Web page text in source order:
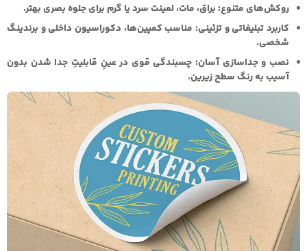
روکش‌های متنوع:براق، مات، لمینت سرد یا گرم برای جلوه بصری بهتر.
کاربرد تبلیغاتی و تزئینی: مناسب کمپین‌ها، دکوراسیون داخلی و برندینگ
شخصی.
نصب و جداسازی آسان: چسبندگی قوی در عینِ قابلیتِ جدا شدن بدون
آسیب به رنگ سطح زیرین.